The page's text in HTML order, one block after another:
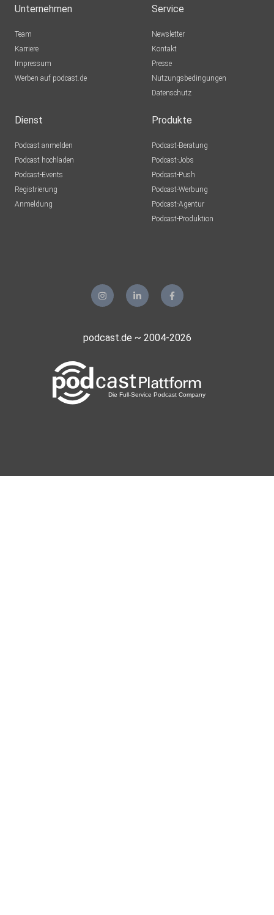
Unternehmen
Team
Karriere
Impressum
Werben auf podcast.de
Service
Newsletter
Kontakt
Presse
Nutzungsbedingungen
Datenschutz
Dienst
Podcast anmelden
Podcast hochladen
Podcast-Events
Registrierung
Anmeldung
Produkte
Podcast-Beratung
Podcast-Jobs
Podcast-Push
Podcast-Werbung
Podcast-Agentur
Podcast-Produktion
podcast.de ~ 2004-2026